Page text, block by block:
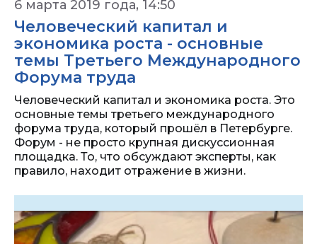
6 марта 2019 года, 14:50
Человеческий капитал и
экономика роста - основные
темы Третьего Международного
Форума труда
Человеческий капитал и экономика роста. Это
основные темы третьего международного
форума труда, который прошёл в Петербурге.
Форум - не просто крупная дискуссионная
площадка. То, что обсуждают эксперты, как
правило, находит отражение в жизни.